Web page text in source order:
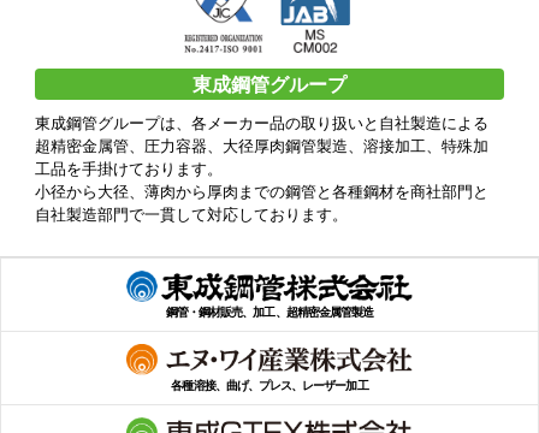
東成鋼管グループ
東成鋼管グループは、各メーカー品の取り扱いと自社製造による
超精密金属管、圧力容器、大径厚肉鋼管製造、溶接加工、特殊加
工品を手掛けております。
小径から大径、薄肉から厚肉までの鋼管と各種鋼材を商社部門と
自社製造部門で一貫して対応しております。
鋼管・鋼材販売、加工、超精密金属管製造
各種溶接、曲げ、プレス、レーザー加工